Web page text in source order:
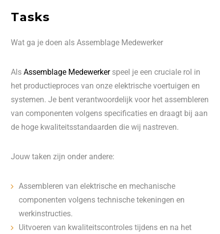
Tasks
Wat ga je doen als Assemblage Medewerker
AlsAssemblage Medewerkerspeel je een cruciale rol in
het productieproces van onze elektrische voertuigen en
systemen. Je bent verantwoordelijk voor het assembleren
van componenten volgens specificaties en draagt bij aan
de hoge kwaliteitsstandaarden die wij nastreven.
Jouw taken zijn onder andere:
Assembleren van elektrische en mechanische
componenten volgens technische tekeningen en
werkinstructies.
Uitvoeren van kwaliteitscontroles tijdens en na het